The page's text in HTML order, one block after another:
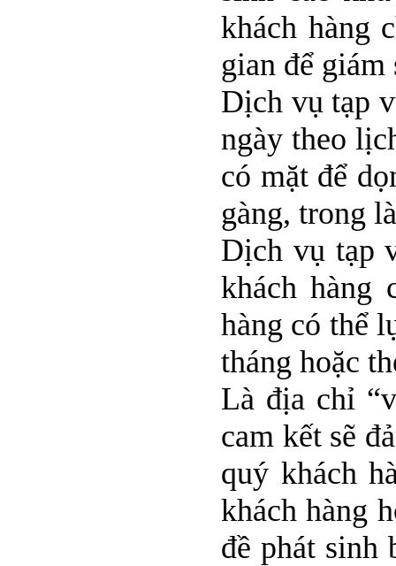
khách hàng
gian để
Dịch vụ tạp
ngày theo
có mặt để
gàng, trong
Dịch vụ tạp
khách hàng
hàng có thể
tháng hoặc
Là địa chỉ
cam kết sẽ
quý khách
khách hàng
đề phát sinh